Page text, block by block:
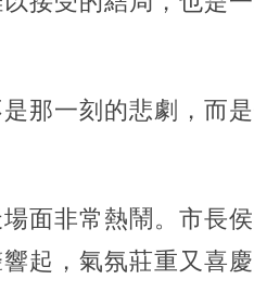
那一刻的悲劇，而
面非常熱鬧。市長
起，氣氛莊重又喜